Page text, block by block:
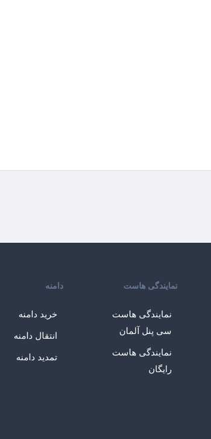
نمایندگی هاست
نمایندگی هاست
سی پنل آلمان
نمایندگی هاست
رایگان
دامنه
خرید دامنه
انتقال دامنه
تمدید دامنه